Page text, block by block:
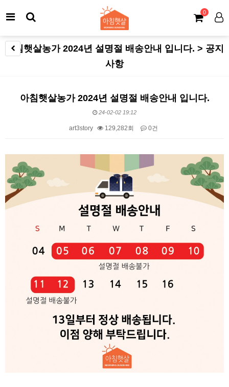
0
아침햇살농가 2024년 설명절 배송안내 입니다. > 공지
사항
아침햇살농가 2024년 설명절 배송안내 입니다.
24-02-02 19:12
art3story 129,282회 0건
본문